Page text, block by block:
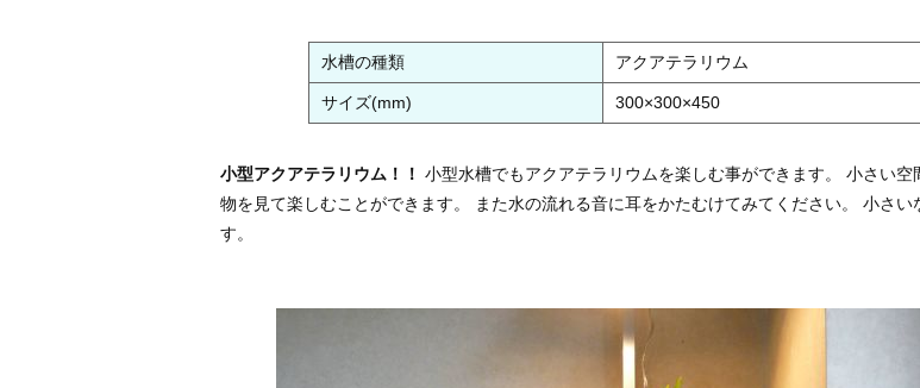
水槽の種類 アクアテラリウム
サイズ(mm) 300×300×450
小型アクアテラリウム！！ 小型水槽でもアクアテラリウムを楽しむ事ができます。 小さい空
物を見て楽しむことができます。 また水の流れる音に耳をかたむけてみてください。 小さい
す。